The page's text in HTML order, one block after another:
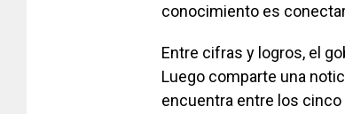
conocimiento es
Entre cifras y logros, el
Luego comparte una
encuentra entre los